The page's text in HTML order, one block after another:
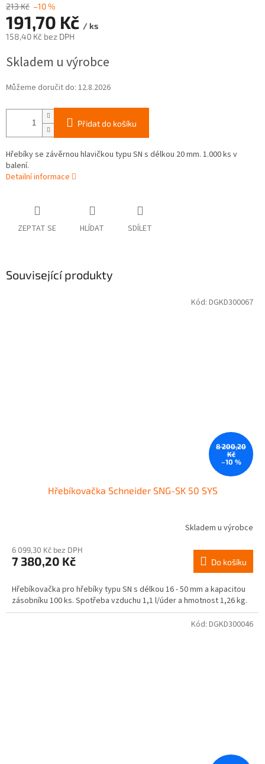
213 Kč –10 %
191,70 Kč / ks
158,40 Kč bez DPH
cena:
Skladem u výrobce
Můžeme doručit do: 12.8.2026
Přidat do košíku
Hřebíky se závěrnou hlavičkou typu SN s délkou 20 mm. 1.000 ks v
balení.
Detailní informace
ZEPTAT SE HLÍDAT SDÍLET
Související produkty
8 200,20
Kč
–10 %
Hřebíkovačka Schneider SNG-SK 50 SYS
Skladem u výrobce
6 099,30 Kč bez DPH
7 380,20 Kč Do košíku
Hřebíkovačka pro hřebíky typu SN s délkou 16 - 50 mm a kapacitou
zásobníku 100 ks. Spotřeba vzduchu 1,1 l/úder a hmotnost 1,26 kg.
Kód: DGKD300067
Kód: DGKD300046